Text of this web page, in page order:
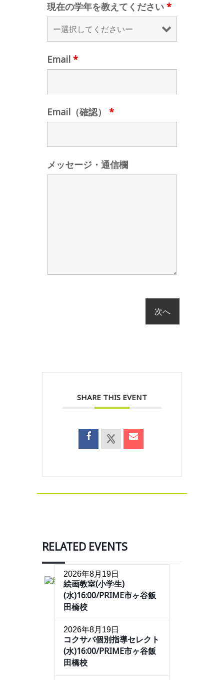
現在の学年を教えてください *
Email *
Email（確認） *
メッセージ・通信欄
SHARE THIS EVENT
RELATED EVENTS
2026年8月19日
絵画教室(小学生)
(水)16:00/PRIME市ヶ谷飯
田橋校
2026年8月19日
コクサバ個別指導セレクト
(水)16:00/PRIME市ヶ谷飯
田橋校